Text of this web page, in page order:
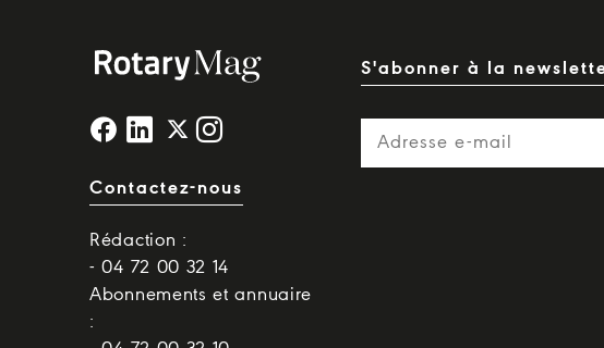
Contactez-nous
Rédaction :
- 04 72 00 32 14
Abonnements et annuaire
:
S'abonner à la